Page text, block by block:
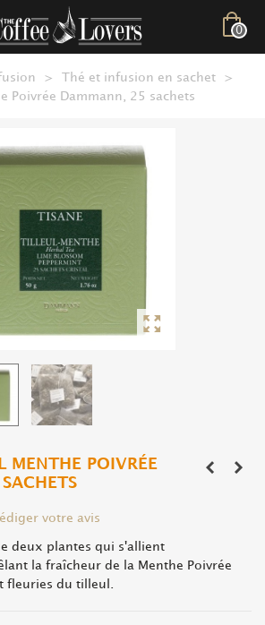
0
> Thé et infusion en sachet
>
Poivrée Dammann, 25 sachets
MENTHE POIVRÉE
votre avis
deux plantes qui s'allient
la fraîcheur de la Menthe Poivrée
fleuries du tilleul.